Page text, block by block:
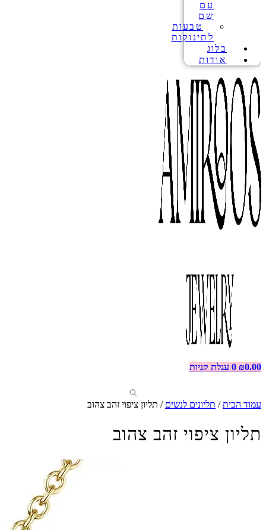
עם
שם
טבעות
לתינוקות
בלוג
אודות
₪0.00
0 עגלת קניות
עמוד הבית/ תליונים לנשים / תליון ציפוי זהב צהוב
תליון ציפוי זהב צהוב